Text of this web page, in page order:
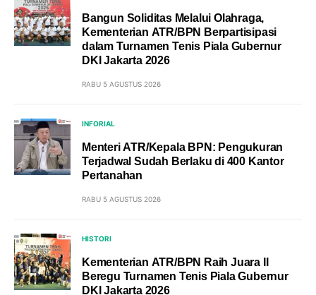
Bangun Soliditas Melalui Olahraga,
Kementerian ATR/BPN Berpartisipasi
dalam Turnamen Tenis Piala Gubernur
DKI Jakarta 2026
RABU 5 AGUSTUS 2026
INFORIAL
Menteri ATR/Kepala BPN: Pengukuran
Terjadwal Sudah Berlaku di 400 Kantor
Pertanahan
RABU 5 AGUSTUS 2026
HISTORI
Kementerian ATR/BPN Raih Juara II
Beregu Turnamen Tenis Piala Gubernur
DKI Jakarta 2026